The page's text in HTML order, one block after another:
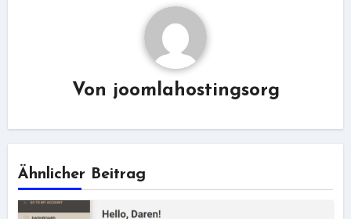
Von joomlahostingsorg
Ähnlicher Beitrag